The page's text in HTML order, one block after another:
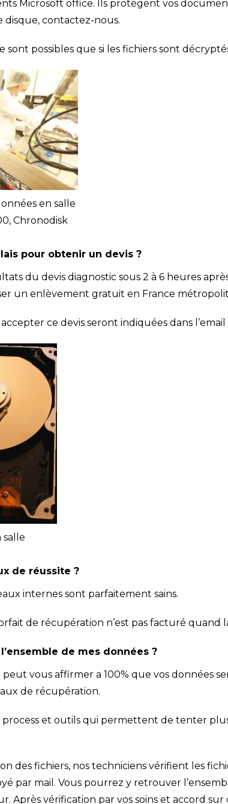
Microsoft office. Ils protègent vos
disque, contactez-nous.
sont possibles que si les fichiers sont
en salle
Chronodisk
pour obtenir un devis ?
du devis diagnostic sous 2 à 6 heures
un enlèvement gratuit en France
ce devis seront indiquées dans l’email
de réussite ?
internes sont parfaitement sains.
de récupération n’est pas facturé quand
de mes données ?
vous affirmer a 100% que vos données
de récupération.
process et outils qui permettent de tenter
des fichiers, nos techniciens vérifient les
par mail. Vous pourrez y retrouver
Après vérification par vos soins et accord